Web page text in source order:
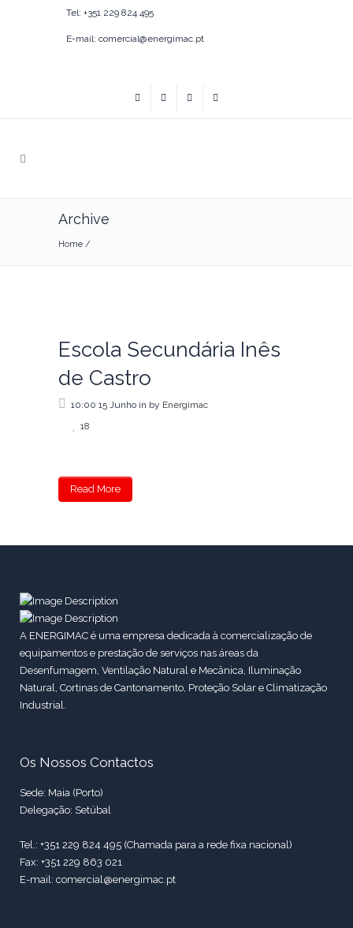
Tel: +351 229 824 495
E-mail: comercial@energimac.pt
Archive
Home /
Escola Secundária Inês
de Castro
10:00 15 Junho in by Energimac
18
Read More
A ENERGIMAC é uma empresa dedicada à comercialização de
equipamentos e prestação de serviços nas áreas da
Desenfumagem, Ventilação Natural e Mecânica, Iluminação
Natural, Cortinas de Cantonamento, Proteção Solar e Climatização
Industrial.
Os Nossos Contactos
Sede: Maia (Porto)
Delegação: Setúbal
Tel.: +351 229 824 495 (Chamada para a rede fixa nacional)
Fax: +351 229 863 021
E-mail: comercial@energimac.pt